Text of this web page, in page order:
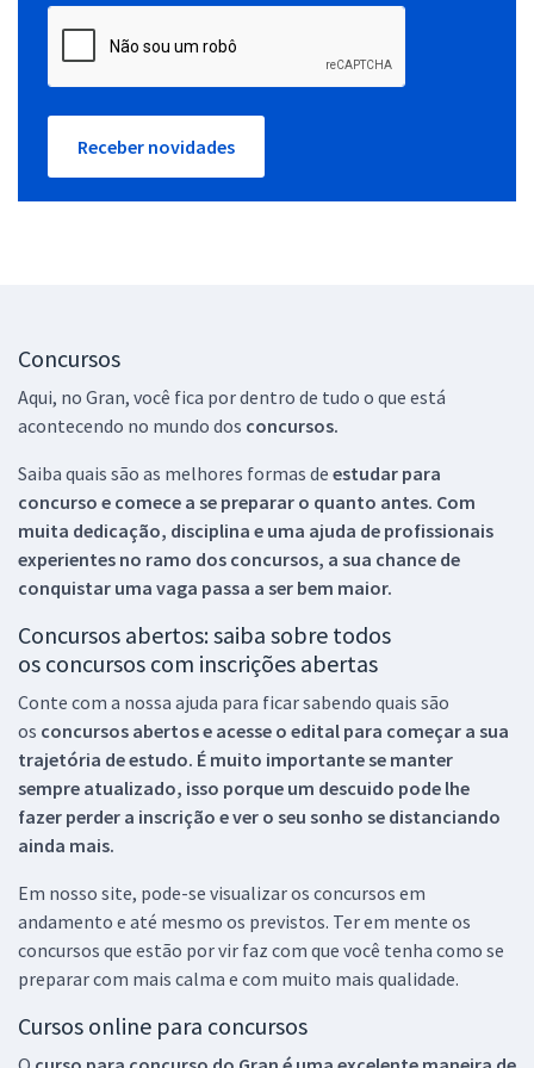
Receber novidades
Concursos
Aqui, no Gran, você fica por dentro de tudo o que está
acontecendo no mundo dos concursos.
Saiba quais são as melhores formas de estudar para
concurso e comece a se preparar o quanto antes. Com
muita dedicação, disciplina e uma ajuda de profissionais
experientes no ramo dos concursos, a sua chance de
conquistar uma vaga passa a ser bem maior.
Concursos abertos: saiba sobre todos
os concursos com inscrições abertas
Conte com a nossa ajuda para ficar sabendo quais são
os concursos abertos e acesse o edital para começar a sua
trajetória de estudo. É muito importante se manter
sempre atualizado, isso porque um descuido pode lhe
fazer perder a inscrição e ver o seu sonho se distanciando
ainda mais.
Em nosso site, pode-se visualizar os concursos em
andamento e até mesmo os previstos. Ter em mente os
concursos que estão por vir faz com que você tenha como se
preparar com mais calma e com muito mais qualidade.
Cursos online para concursos